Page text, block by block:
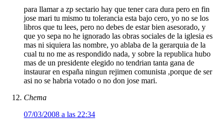
para llamar a zp sectario hay que tener cara dura pero en fin
jose mari tu mismo tu tolerancia esta bajo cero, yo no se los
libros que tu lees, pero no debes de estar bien asesorado, y
que yo sepa no he ignorado las obras sociales de la iglesia es
mas ni siquiera las nombre, yo ablaba de la gerarquia de la
cual tu no me as respondido nada, y sobre la republica hubo
mas de un presidente elegido no tendrian tanta gana de
instaurar en españa ningun rejimen comunista ,porque de ser
asi no se habria votado o no don jose mari.
Chema
07/03/2008 a las 22:34